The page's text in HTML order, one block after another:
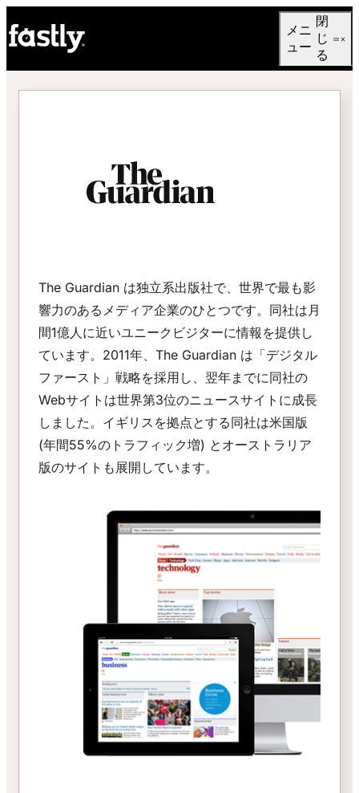
メニ
ュー
閉
じ
る
The Guardian は独立系出版社で、世界で最も影
響力のあるメディア企業のひとつです。同社は月
間1億人に近いユニークビジターに情報を提供し
ています。2011年、The Guardian は「デジタル
ファースト」戦略を採用し、翌年までに同社の
Webサイトは世界第3位のニュースサイトに成長
しました。イギリスを拠点とする同社は米国版
(年間55%のトラフィック増) とオーストラリア
版のサイトも展開しています。